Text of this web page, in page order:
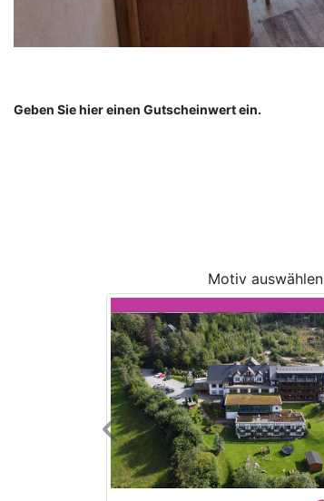
Geben Sie hier einen Gutscheinwert ein.
Motiv auswählen
Previous